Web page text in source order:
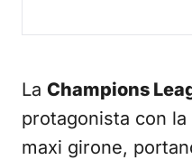
La Champions
protagonista con
maxi girone,